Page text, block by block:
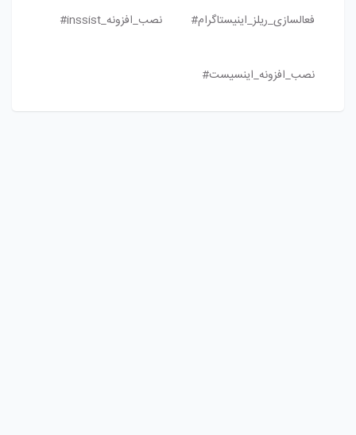
فعالسازی_ریلز_اینیستاگرام# نصب_افزونه_inssist#
نصب_افزونه_اینسیست#